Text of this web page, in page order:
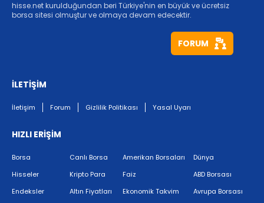
hisse.net kurulduğundan beri Türkiye'nin en büyük ve ücretsiz
borsa sitesi olmuştur ve olmaya devam edecektir.
FORUM
İLETİŞİM
İletişim Forum Gizlilik Politikası Yasal Uyarı
HIZLI ERİŞİM
Borsa
Hisseler
Endeksler
Canlı Borsa
Kripto Para
Altın Fiyatları
Amerikan Borsaları
Faiz
Ekonomik Takvim
Dünya
ABD Borsası
Avrupa Borsası